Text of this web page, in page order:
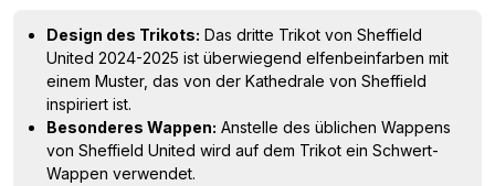
Design des Trikots: Das dritte Trikot von Sheffield
United 2024-2025 ist überwiegend elfenbeinfarben mit
einem Muster, das von der Kathedrale von Sheffield
inspiriert ist.
Besonderes Wappen: Anstelle des üblichen Wappens
von Sheffield United wird auf dem Trikot ein Schwert-
Wappen verwendet.